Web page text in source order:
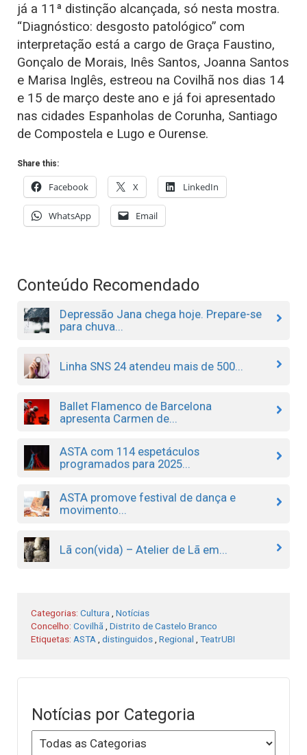
já a 11ª distinção alcançada, só nesta mostra.
“Diagnóstico: desgosto patológico” com
interpretação está a cargo de Graça Faustino,
Gonçalo de Morais, Inês Santos, Joanna Santos
e Marisa Inglês, estreou na Covilhã nos dias 14
e 15 de março deste ano e já foi apresentado
nas cidades Espanholas de Corunha, Santiago
de Compostela e Lugo e Ourense.
Share this:
Facebook X LinkedIn
WhatsApp Email
Conteúdo Recomendado
Depressão Jana chega hoje. Prepare-se
para chuva...
Linha SNS 24 atendeu mais de 500...
Ballet Flamenco de Barcelona
apresenta Carmen de...
ASTA com 114 espetáculos
programados para 2025...
ASTA promove festival de dança e
movimento...
Lã con(vida) – Atelier de Lã em...
Categorias: Cultura, Notícias
Concelho: Covilhã, Distrito de Castelo Branco
Etiquetas: ASTA, distinguidos, Regional , TeatrUBI
Notícias por Categoria